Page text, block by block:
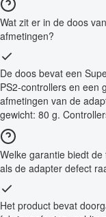
Wat zit er in de doos
afmetingen?
De doos bevat een
PS2-controllers en een
afmetingen van de
gewicht: 80 g.
Welke garantie biedt
als de adapter defect
Het product bevat